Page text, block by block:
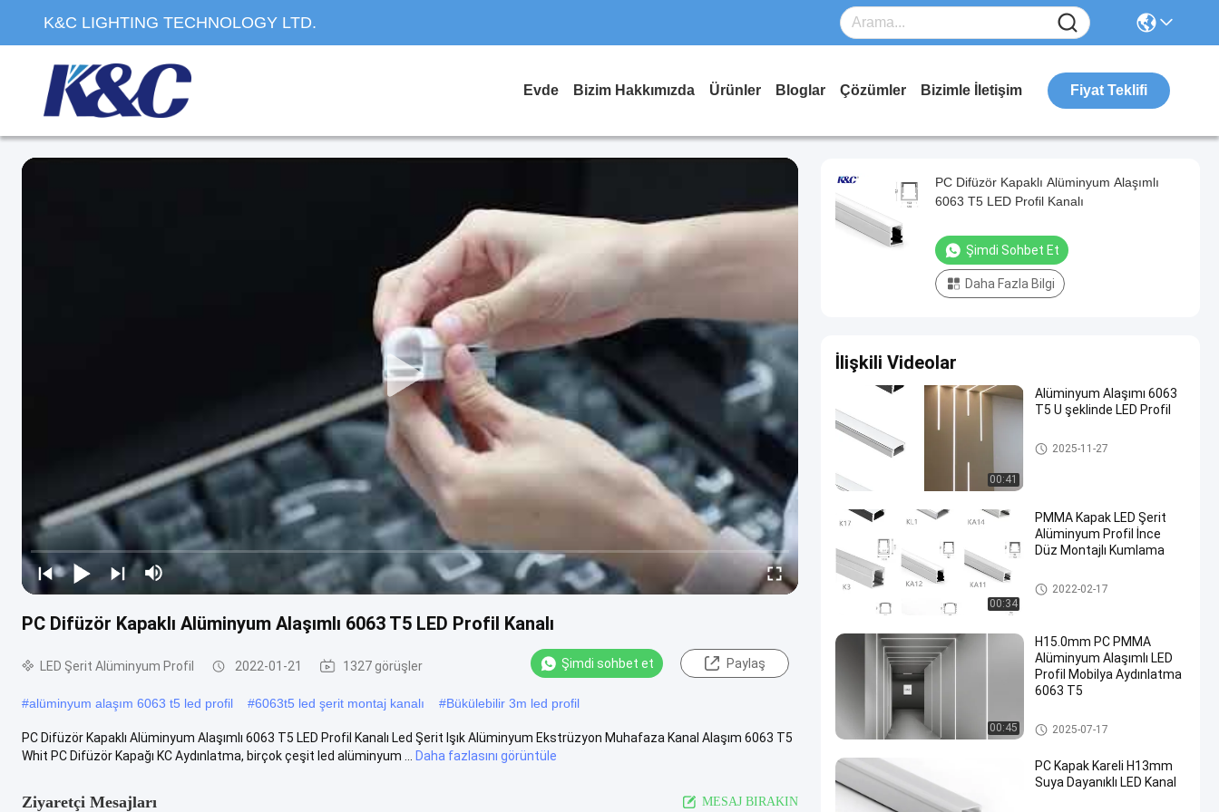
K&C LIGHTING TECHNOLOGY LTD.
Evde Bizim Hakkımızda Ürünler Bloglar Çözümler Bizimle İletişim Fiyat Teklifi
PC Difüzör Kapaklı Alüminyum Alaşımlı 6063 T5 LED Profil Kanalı
LED Şerit Alüminyum Profil 2022-01-21 1327 görüşler Şimdi sohbet et Paylaş
#alüminyum alaşım 6063 t5 led profil #6063t5 led şerit montaj kanalı #Bükülebilir 3m led profil
PC Difüzör Kapaklı Alüminyum Alaşımlı 6063 T5 LED Profil Kanalı Led Şerit Işık Alüminyum Ekstrüzyon Muhafaza Kanal Alaşım 6063 T5
Whit PC Difüzör Kapağı KC Aydınlatma, birçok çeşit led alüminyum ...
Daha fazlasını görüntüle
Ziyaretçi Mesajları MESAJ BIRAKIN
PC Difüzör Kapaklı Alüminyum Alaşımlı
6063 T5 LED Profil Kanalı
Şimdi Sohbet Et
Daha Fazla Bilgi
İlişkili Videolar
00:41
Alüminyum Alaşımı 6063
T5 U şeklinde LED Profil
LED Şerit Alüminyum Profil
2025-11-27
00:34
PMMA Kapak LED Şerit
Alüminyum Profil İnce
Düz Montajlı Kumlama
LED Şerit Alüminyum Profil
2022-02-17
00:45
H15.0mm PC PMMA
Alüminyum Alaşımlı LED
Profil Mobilya Aydınlatma
6063 T5
LED Şerit Alüminyum Profil
2025-07-17
PC Kapak Kareli H13mm
Suya Dayanıklı LED Kanal